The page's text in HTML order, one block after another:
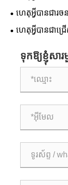
សម្រាប់ឧបករណ៍កី
ហេតុអ្វី​បាន​ជា​រច
ហេតុអ្វីបានជាជ្រ
ទុកឱ្យខ្ញុំសា